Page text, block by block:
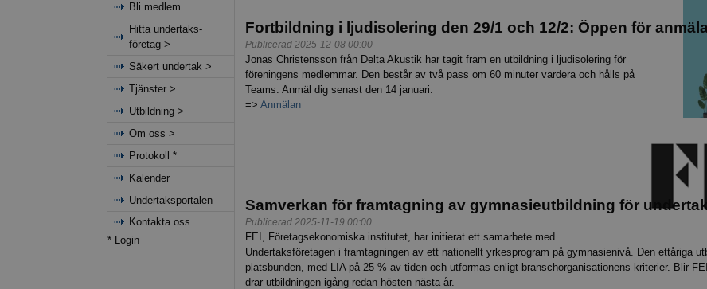
Fortbildning i ljudisolering den 29/1 och 12/2: Öppen för
Publicerad 2025-12-08 00:00
Jonas Christensson från Delta Akustik har tagit fram en utbildning i ljudisolering för
föreningens medlemmar. Den består av två pass om 60 minuter vardera och hålls på
Teams. Anmäl dig senast den 14 januari:
=>Anmälan
Samverkan för framtagning av gymnasieutbildning för
Publicerad 2025-11-19 00:00
FEI, Företagsekonomiska institutet, har initierat ett samarbete med
Undertaksföretagen i framtagningen av ett nationellt yrkesprogram på gymnasienivå. Den ettåriga
platsbunden, med LIA på 25 % av tiden och utformas enligt branschorganisationens kriterier. Blir
drar utbildningen igång redan hösten nästa år.
Bli medlem
Hitta undertaks-
företag >
Säkert undertak >
Tjänster >
Utbildning >
Om oss >
Protokoll *
Kalender
Undertaksportalen
Kontakta oss
* Login